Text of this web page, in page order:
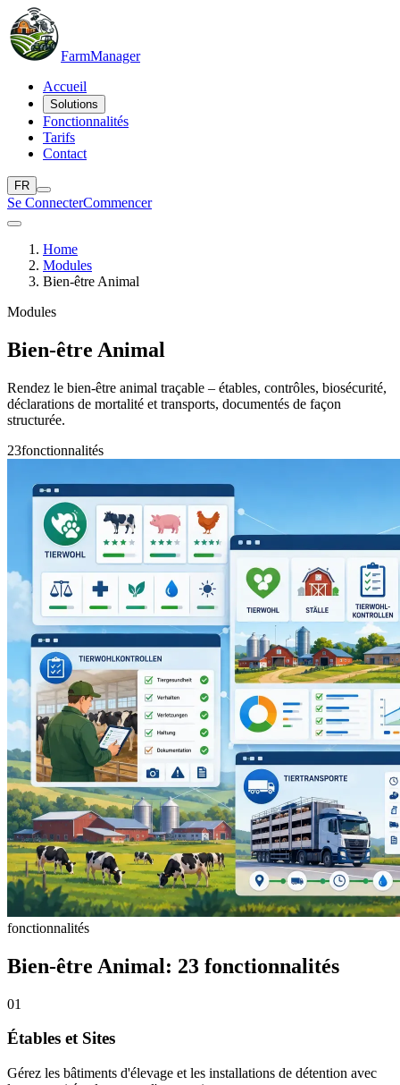
FarmManager
Accueil
Solutions
Fonctionnalités
Tarifs
Contact
FR
Se ConnecterCommencer
Home
Modules
Bien-être Animal
Modules
Bien-être Animal
Rendez le bien-être animal traçable – étables, contrôles, biosécurité,
déclarations de mortalité et transports, documentés de façon
structurée.
23fonctionnalités
fonctionnalités
Bien-être Animal: 23 fonctionnalités
01
Étables et Sites
Gérez les bâtiments d'élevage et les installations de détention avec